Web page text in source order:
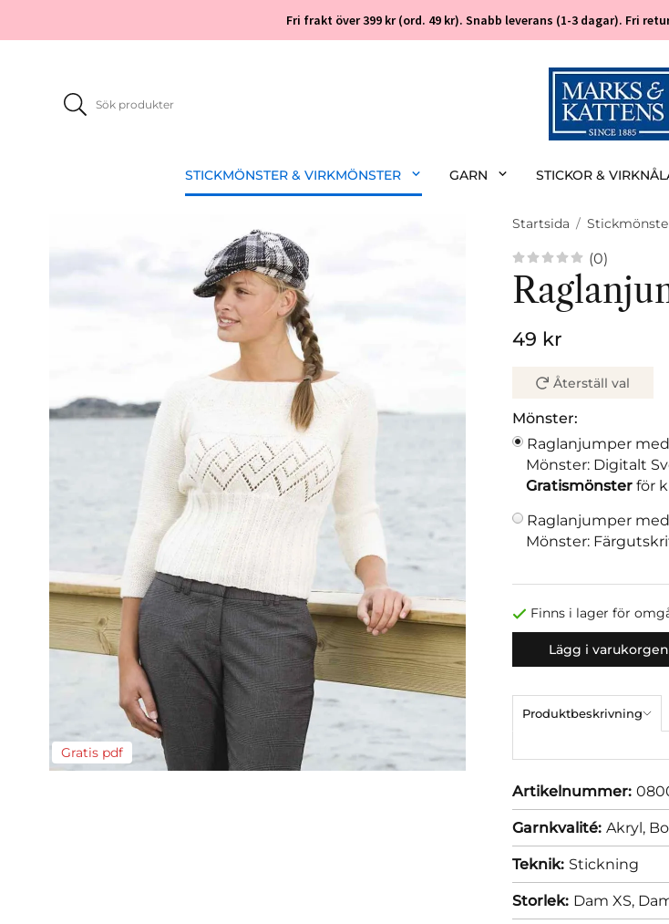
Fri frakt över 399 kr (ord. 49 kr). Snabb leverans (1-3 dagar). Fri
STICKMÖNSTER & VIRKMÖNSTER GARN STICKOR &
Gratis pdf
Startsida /
(0)
49 kr
Återställ val
Mönster:
Raglanjumper
Mönster: Digitalt
Gratismönster för
Raglanjumper
Mönster:
Finns i lager för
Lägg i varukorgen
Produktbeskrivning
Artikelnummer:
Garnkvalité: Akryl,
Teknik: Stickning
Storlek: Dam XS,